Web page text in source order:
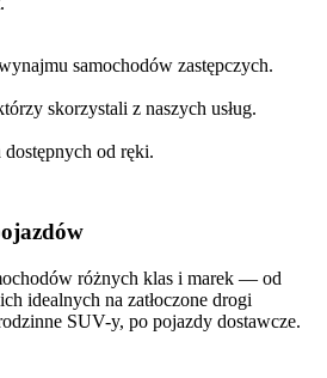
samochodów zastępczych.
skorzystali z naszych usług.
dostępnych od ręki.
różnych klas i marek — od
idealnych na zatłoczone drogi
SUV-y, po pojazdy dostawcze.